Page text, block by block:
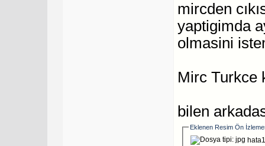
mircden
yaptigimda
olmasini
Mirc Turkce
bilen
Eklenen Resim Ön